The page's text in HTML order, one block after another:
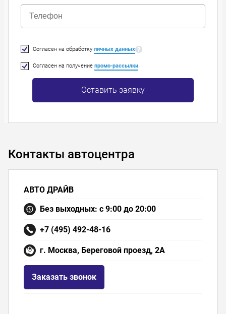
Согласен на обработку личных данных
Согласен на получение промо-рассылки
Оставить заявку
Контакты автоцентра
АВТО ДРАЙВ
Без выходных: с 9:00 до 20:00
+7 (495) 492-48-16
г. Москва, Береговой проезд, 2А
Заказать звонок